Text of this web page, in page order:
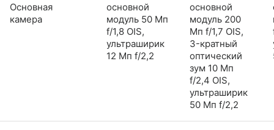
Основная
камера
основной
модуль 50 Мп
f/1,8 OIS,
ультраширик
12 Мп f/2,2
основной
модуль 200
Мп f/1,7 OIS,
3-кратный
оптический
зум 10 Мп
f/2,4 OIS,
ультраширик
50 Мп f/2,2